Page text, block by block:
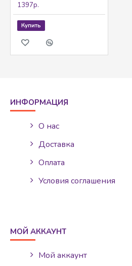
1397р.
Купить
ИНФОРМАЦИЯ
О нас
Доставка
Оплата
Условия соглашения
МОЙ АККАУНТ
Мой аккаунт